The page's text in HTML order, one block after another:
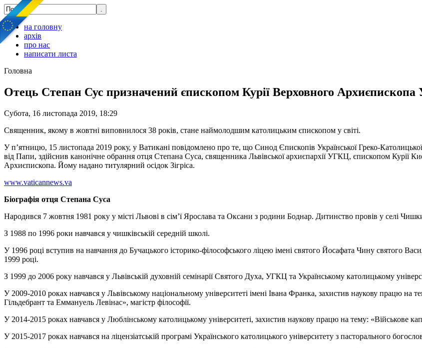
на головну
архів
про нас
написати листа
Головна
Отець Степан Сус призначений єпископом Курії Верховного
Субота, 16 листопада 2019, 18:29
Священник, якому в жовтні виповнилося 38 років, стане наймолодшим католицьким єпископом у світі.
У п’ятницю, 15 листопада 2019 року, у Ватикані повідомлено про те, що Синод Єпископів Української Греко-
від Папи, здійснив канонічне обрання отця Степана Суса, священника Львівської архиєпархії УГКЦ, єпископом Курії
Архиєпископа. Йому надано титулярний осідок Зігріса.
www.vaticannews.va
Біографія отця Степана Суса
Народився 7 жовтня 1981 року у місті Львові в сім’ї Ярослава та Оксани з родини Боднар. Дитинство провів у селі
З 1988 по 1996 роки навчався у чишківській середній школі.
У 1996 році вступив на навчання до Бучацького історико-філософського ліцею імені святого Йосафата Чину святого
1999 році.
З 1999 до 2006 року навчався у Львівській духовній семінарії Святого Духа, УГКЦ та Українському католицькому
У 2009-2010 роках навчався у Львівському національному університеті імені Івана Франка, захистив наукову працю на
Гільдебрант та Еммануель Левінас», магістр філософії.
У 2014-2015 роках навчався у Люблінському католицькому університеті, захистив наукову працю на тему: «Військове
У 2015-2017 роках навчався на ліцензіатській програмі Українського католицького університету з пасторального